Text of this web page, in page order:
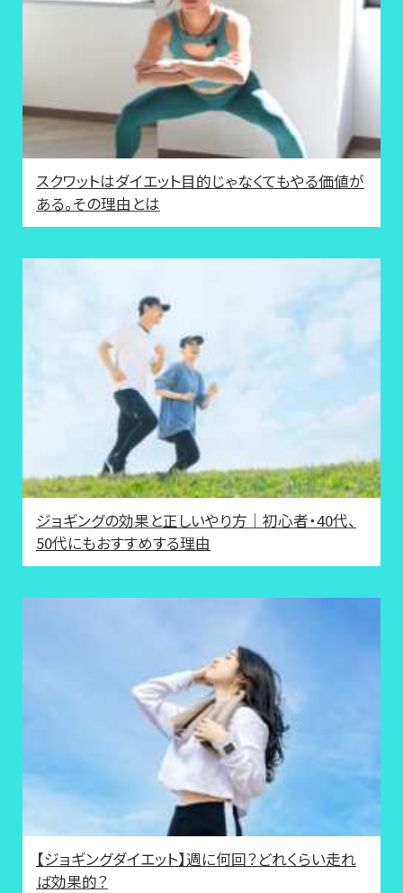
スクワットはダイエット目的じゃなくてもやる価値が
ある。その理由とは
ジョギングの効果と正しいやり方｜初心者・40代、
50代にもおすすめする理由
【ジョギングダイエット】週に何回？どれくらい走れ
ば効果的？